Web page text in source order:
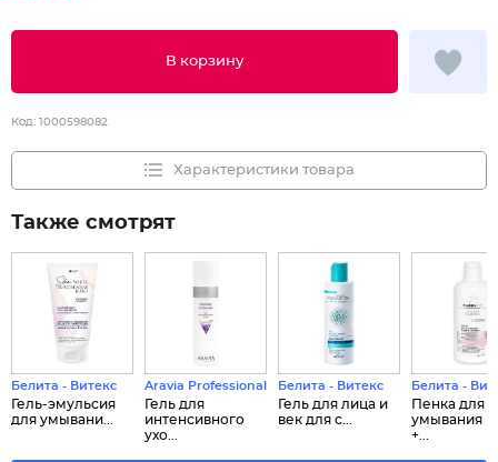
В корзину
Код: 1000598082
Характеристики товара
Также смотрят
Белита - Витекс
Гель-эмульсия
для умывани...
Aravia Professional
Гель для
интенсивного
ухо...
Белита - Витекс
Гель для лица и
век для с...
Белита -
Пенка для
умывания
+...